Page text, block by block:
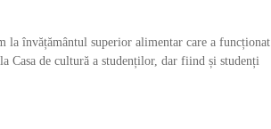
la învățământul superior alimentar care a funcționat
Casa de cultură a studenților, dar fiind și studenți